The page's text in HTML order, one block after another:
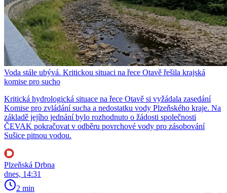
Voda stále ubývá. Kritickou situaci na řece Otavě řešila krajská
komise pro sucho
Kritická hydrologická situace na řece Otavě si vyžádala zasedání
Komise pro zvládání sucha a nedostatku vody Plzeňského kraje. Na
základě jejího jednání bylo rozhodnuto o žádosti společnosti
ČEVAK pokračovat v odběru povrchové vody pro zásobování
Sušice pitnou vodou.
Plzeňská Drbna
dnes, 14:31
2 min